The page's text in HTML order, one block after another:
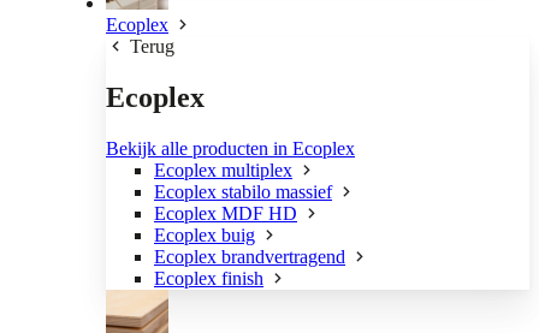
Ecoplex
Terug
Ecoplex
Bekijk alle producten in Ecoplex
Ecoplex multiplex
Ecoplex stabilo massief
Ecoplex MDF HD
Ecoplex buig
Ecoplex brandvertragend
Ecoplex finish